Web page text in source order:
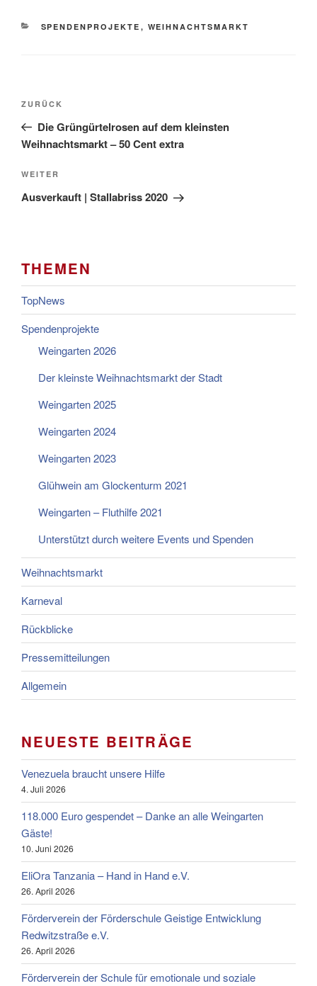
KATEGORIEN
SPENDENPROJEKTE , WEIHNACHTSMARKT
Beitragsnavigation
Vorheriger
Beitrag
ZURÜCK
Die Grüngürtelrosen auf dem kleinsten
Weihnachtsmarkt – 50 Cent extra
Nächster
Beitrag
WEITER
Ausverkauft | Stallabriss 2020
THEMEN
TopNews
Spendenprojekte
Weingarten 2026
Der kleinste Weihnachtsmarkt der Stadt
Weingarten 2025
Weingarten 2024
Weingarten 2023
Glühwein am Glockenturm 2021
Weingarten – Fluthilfe 2021
Unterstützt durch weitere Events und Spenden
Weihnachtsmarkt
Karneval
Rückblicke
Pressemitteilungen
Allgemein
NEUESTE BEITRÄGE
Venezuela braucht unsere Hilfe
4. Juli 2026
118.000 Euro gespendet – Danke an alle Weingarten
Gäste!
10. Juni 2026
EliOra Tanzania – Hand in Hand e.V.
26. April 2026
Förderverein der Förderschule Geistige Entwicklung
Redwitzstraße e.V.
26. April 2026
Förderverein der Schule für emotionale und soziale